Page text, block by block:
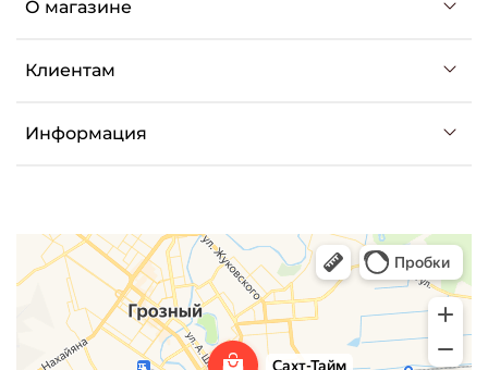
О магазине
Клиентам
Информация